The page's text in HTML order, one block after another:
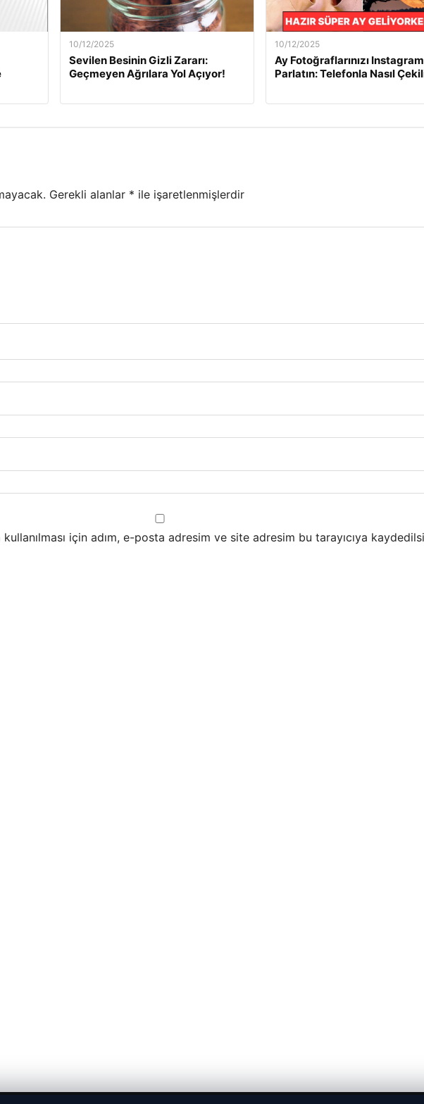
10/12/2025
Sevilen Besinin Gizli Zararı:
Geçmeyen Ağrılara Yol Açıyor!
10/12/2025
Ay Fotoğraflarınızı
Parlatın: Telefonla Nasıl
Gerekli alanlar * ile işaretlenmişlerdir
için adım, e-posta adresim ve site adresim bu tarayıcıya